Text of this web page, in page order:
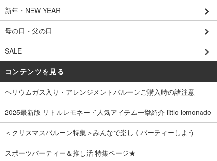
新年・NEW YEAR
母の日・父の日
SALE
コンテンツを見る
ヘリウムガス入り・アレンジメントバルーンご購入時の諸注意
2025最新版 リトルレモネード人気アイテム一挙紹介 little lemonade
＜クリスマスバルーン特集＞みんなで楽しくパーティーしよう
スポーツパーティー＆推し活 特集ページ★